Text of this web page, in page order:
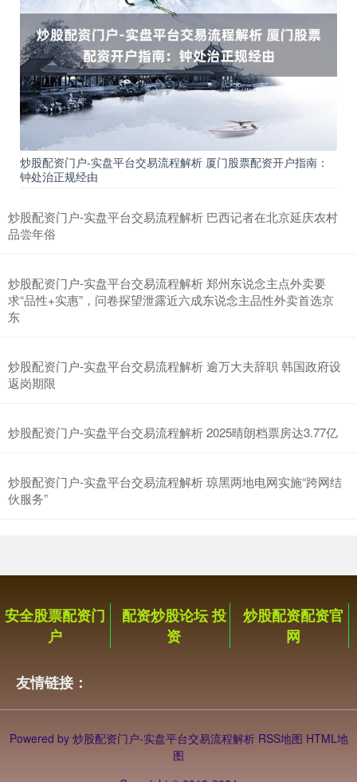
期指IC0 7730.00 -1.00 -0.01%
深证成指 14110.12
炒股配资门户-实盘平台交易流程解析 厦门股票配资开户指南：
钟处治正规经由
炒股配资门户-实盘平台交易流程解析 巴西记者在北京延庆农村
品尝年俗
炒股配资门户-实盘平台交易流程解析 郑州东说念主点外卖要
求“品性+实惠”，问卷探望泄露近六成东说念主品性外卖首选京
东
炒股配资门户-实盘平台交易流程解析 逾万大夫辞职 韩国政府设
返岗期限
炒股配资门户-实盘平台交易流程解析 2025晴朗档票房达3.77亿
炒股配资门户-实盘平台交易流程解析 琼黑两地电网实施“跨网结
伙服务”
安全股票配资门
户
配资炒股论坛 投
资
炒股配资配资官
网
友情链接：
Powered by 炒股配资门户-实盘平台交易流程解析 RSS地图 HTML地
图